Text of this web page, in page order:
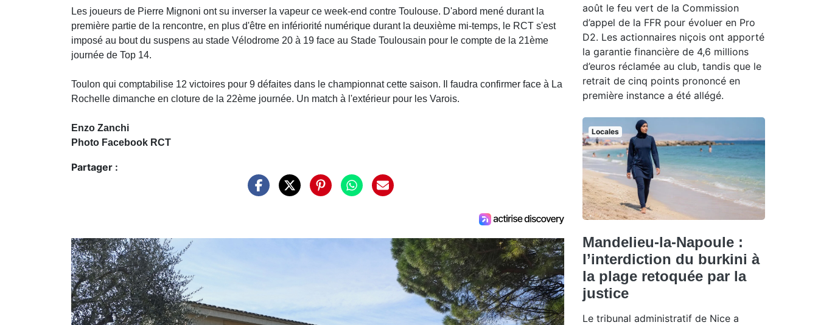
Les joueurs de Pierre Mignoni ont su inverser la vapeur ce week-end contre Toulouse. D'abord mené durant la
première partie de la rencontre, en plus d'être en infériorité numérique durant la deuxième mi-temps, le RCT s'est
imposé au bout du suspens au stade Vélodrome 20 à 19 face au Stade Toulousain pour le compte de la 21ème
journée de Top 14.
Toulon qui comptabilise 12 victoires pour 9 défaites dans le championnat cette saison. Il faudra confirmer face à La
Rochelle dimanche en cloture de la 22ème journée. Un match à l'extérieur pour les Varois.
Enzo Zanchi
Photo Facebook RCT
Partager :
août le feu vert de la Commission
d’appel de la FFR pour évoluer en Pro
D2. Les actionnaires niçois ont apporté
la garantie financière de 4,6 millions
d’euros réclamée au club, tandis que le
retrait de cinq points prononcé en
première instance a été allégé.
Locales
Mandelieu-la-Napoule :
l’interdiction du burkini à
la plage retoquée par la
justice
Le tribunal administratif de Nice a